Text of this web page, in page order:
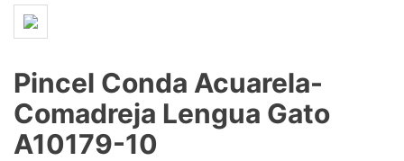
Pincel Conda Acuarela-
Comadreja Lengua Gato
A10179-10
3.
4.
5
mouse
6
marcadores
7.
audifonos